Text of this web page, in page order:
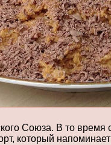
Союза. В то
который